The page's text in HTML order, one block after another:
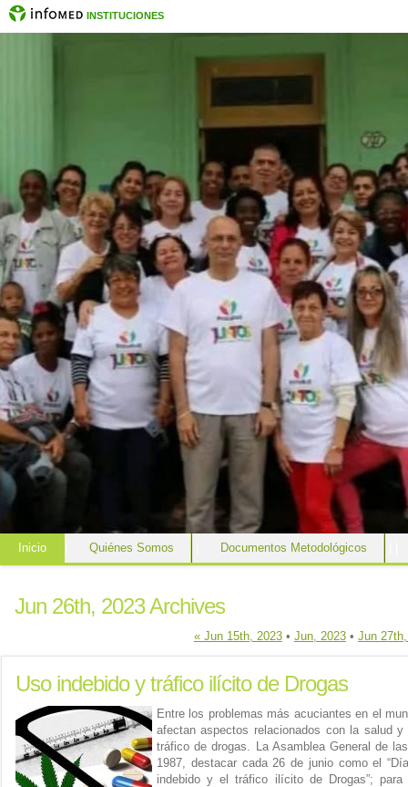
INSTITUCIONES
Inicio Quiénes Somos Documentos Metodológicos
Jun 26th, 2023 Archives
« Jun 15th, 2023• Jun, 2023• Jun
Uso indebido y tráfico ilícito de Drogas
Entre los problemas más acuciantes en el
afectan aspectos relacionados con la salud
tráfico de drogas. La Asamblea General de
1987, destacar cada 26 de junio como el
indebido y el tráfico ilícito de Drogas”;